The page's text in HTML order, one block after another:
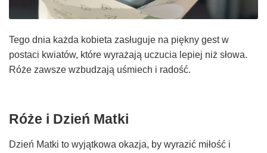
Tego dnia każda kobieta zasługuje na piękny gest w
postaci kwiatów, które wyrażają uczucia lepiej niż słowa.
Róże zawsze wzbudzają uśmiech i radość.
Róże i Dzień Matki
Dzień Matki to wyjątkowa okazja, by wyrazić miłość i